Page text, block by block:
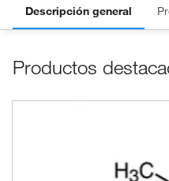
Descripción general
Productos